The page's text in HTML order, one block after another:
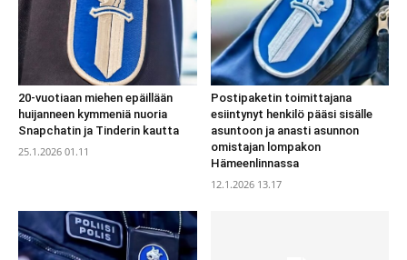
20-vuotiaan miehen epäillään
huijanneen kymmeniä nuoria
Snapchatin ja Tinderin kautta
25.1.2026 01.11
Postipaketin toimittajana
esiintynyt henkilö pääsi sisälle
asuntoon ja anasti asunnon
omistajan lompakon
Hämeenlinnassa
12.1.2026 13.17